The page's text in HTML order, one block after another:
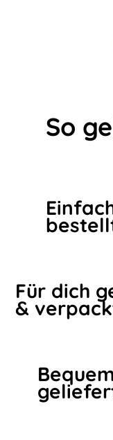
So
Für dich
&
Bequem